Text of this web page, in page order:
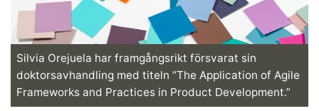
Silvia Orejuela har framgångsrikt försvarat sin
doktorsavhandling med titeln “The Application of Agile
Frameworks and Practices in Product Development.”